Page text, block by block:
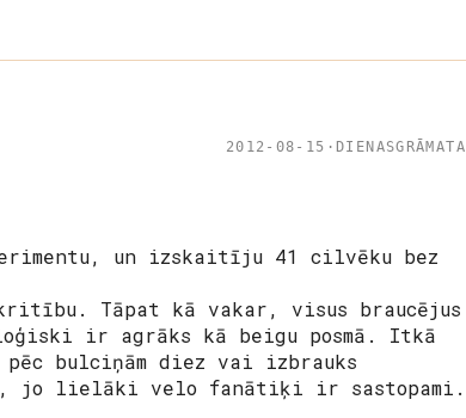
2012-08-15 · DIENASGRĀMATA
un izskaitīju 41 cilvēku bez
Tāpat kā vakar, visus braucējus
loģiski ir agrāks kā beigu posmā. Itkā
bulciņām diez vai izbrauks
jo lielāki velo fanātiķi ir sastopami.